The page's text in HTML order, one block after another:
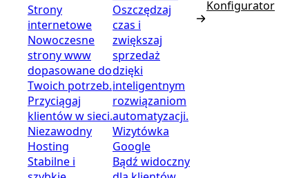
Strony
internetowe
Nowoczesne
strony www
dopasowane do
Twoich potrzeb.
Przyciągaj
klientów w sieci.
Niezawodny
Hosting
Stabilne i
Oszczędzaj
czas i
zwiększaj
sprzedaż
dzięki
inteligentnym
rozwiązaniom
automatyzacji.
Wizytówka
Google
Bądź widoczny
Konfigurator